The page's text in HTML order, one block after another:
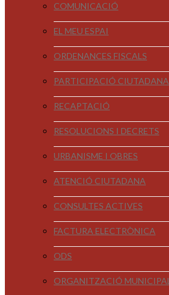
COMUNICACIÓ
EL MEU ESPAI
ORDENANCES FISCALS
PARTICIPACIÓ CIUTADANA
RECAPTACIÓ
RESOLUCIONS I DECRETS
URBANISME I OBRES
ATENCIÓ CIUTADANA
CONSULTES ACTIVES
FACTURA ELECTRÒNICA
ODS
ORGANITZACIÓ MUNICIPAL